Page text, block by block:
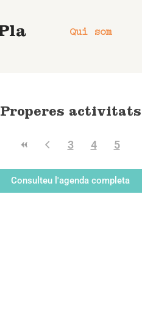
Qui som
Properes activitats
3 4 5
Consulteu l'agenda completa